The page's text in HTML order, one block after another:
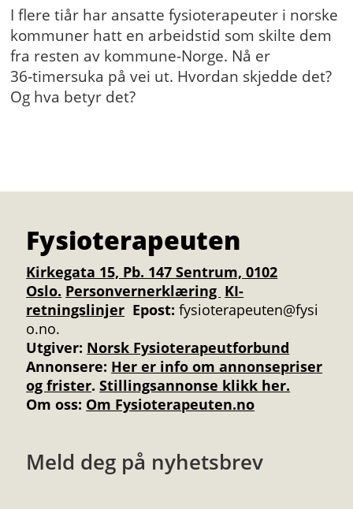
I flere tiår har ansatte fysioterapeuter i norske
kommuner hatt en arbeidstid som skilte dem
fra resten av kommune-Norge. Nå er
36‑timersuka på vei ut. Hvordan skjedde det?
Og hva betyr det?
Fysioterapeuten
Kirkegata 15, Pb. 147 Sentrum, 0102
Oslo. Personvernerklæring KI-
retningslinjer Epost: fysioterapeuten@fysi
o.no.
Utgiver: Norsk Fysioterapeutforbund
Annonsere: Her er info om annonsepriser
og frister.Stillingsannonse klikk her.
Om oss: Om Fysioterapeuten.no
Meld deg på nyhetsbrev